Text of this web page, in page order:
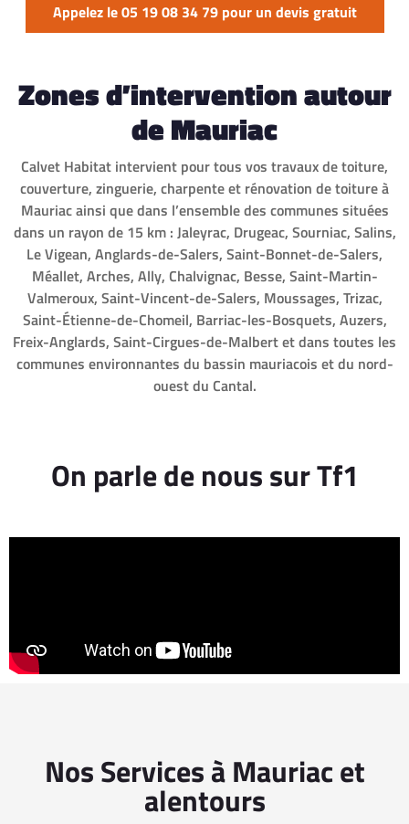
Appelez le 05 19 08 34 79 pour un devis gratuit
Zones d’intervention autour
de Mauriac
Calvet Habitat intervient pour tous vos travaux de toiture,
couverture, zinguerie, charpente et rénovation de toiture à
Mauriac ainsi que dans l’ensemble des communes situées
dans un rayon de 15 km : Jaleyrac, Drugeac, Sourniac, Salins,
Le Vigean, Anglards-de-Salers, Saint-Bonnet-de-Salers,
Méallet, Arches, Ally, Chalvignac, Besse, Saint-Martin-
Valmeroux, Saint-Vincent-de-Salers, Moussages, Trizac,
Saint-Étienne-de-Chomeil, Barriac-les-Bosquets, Auzers,
Freix-Anglards, Saint-Cirgues-de-Malbert et dans toutes les
communes environnantes du bassin mauriacois et du nord-
ouest du Cantal.
On parle de nous sur Tf1
Nos Services à Mauriac et
alentours